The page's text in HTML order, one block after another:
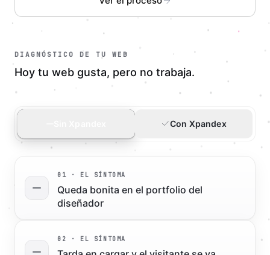
DIAGNÓSTICO DE TU WEB
Hoy tu web gusta, pero no trabaja.
Con Xpandex
0 1 · EL SÍNTOMA
Queda bonita en el portfolio del
diseñador
0 2 · EL SÍNTOMA